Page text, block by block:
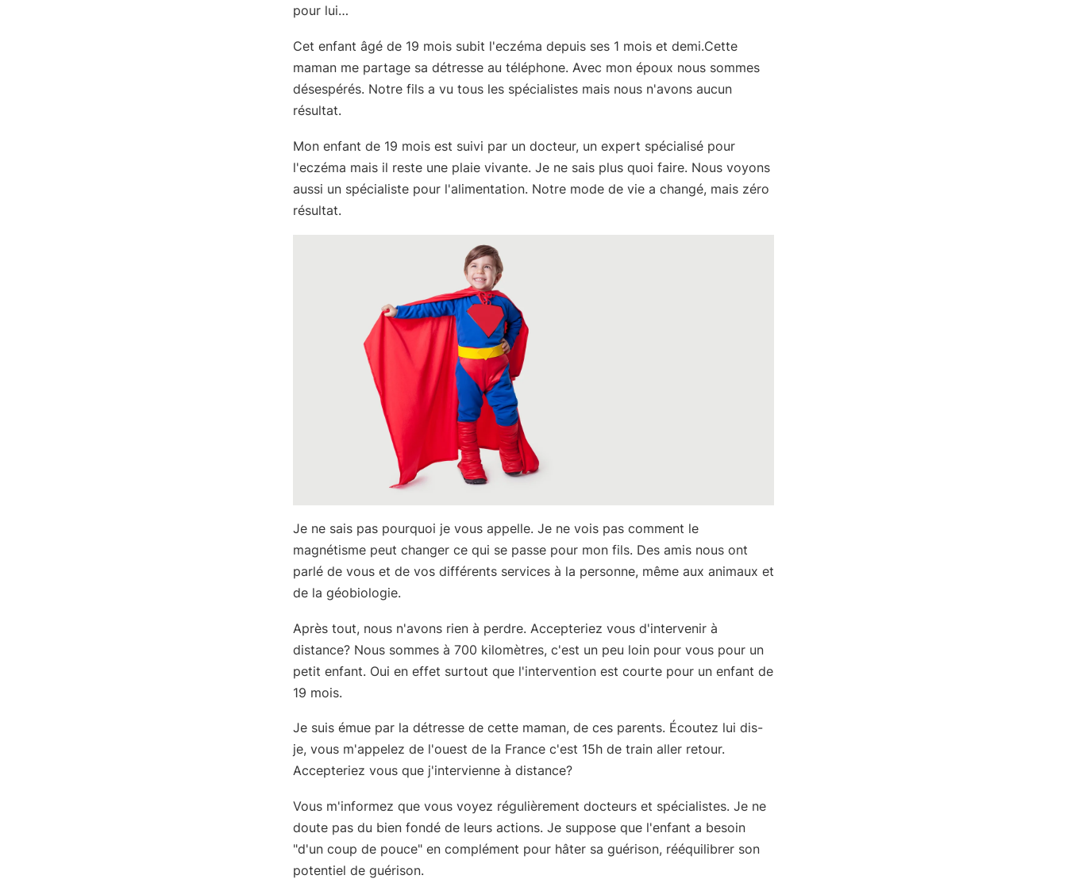
pour lui…
Cet enfant âgé de 19 mois subit l'eczéma depuis ses 1 mois et demi.Cette
maman me partage sa détresse au téléphone. Avec mon époux nous sommes
désespérés. Notre fils a vu tous les spécialistes mais nous n'avons aucun
résultat.
Mon enfant de 19 mois est suivi par un docteur, un expert spécialisé pour
l'eczéma mais il reste une plaie vivante. Je ne sais plus quoi faire. Nous voyons
aussi un spécialiste pour l'alimentation. Notre mode de vie a changé, mais zéro
résultat.
Je ne sais pas pourquoi je vous appelle. Je ne vois pas comment le
magnétisme peut changer ce qui se passe pour mon fils. Des amis nous ont
parlé de vous et de vos différents services à la personne, même aux animaux et
de la géobiologie.
Après tout, nous n'avons rien à perdre. Accepteriez vous d'intervenir à
distance? Nous sommes à 700 kilomètres, c'est un peu loin pour vous pour un
petit enfant. Oui en effet surtout que l'intervention est courte pour un enfant de
19 mois.
Je suis émue par la détresse de cette maman, de ces parents. Écoutez lui dis-
je, vous m'appelez de l'ouest de la France c'est 15h de train aller retour.
Accepteriez vous que j'intervienne à distance?
Vous m'informez que vous voyez régulièrement docteurs et spécialistes. Je ne
doute pas du bien fondé de leurs actions. Je suppose que l'enfant a besoin
"d'un coup de pouce" en complément pour hâter sa guérison, rééquilibrer son
potentiel de guérison.